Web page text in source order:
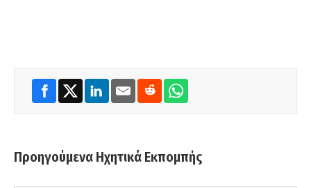
Προηγούμενα Ηχητικά Εκπομπής